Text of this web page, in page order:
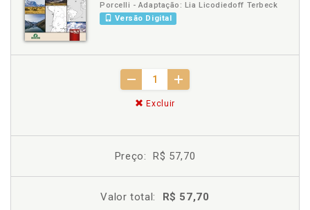
Porcelli - Adaptação: Lia Licodiedoff Terbeck
Versão Digital
Excluir
Preço: R$ 57,70
Valor total: R$ 57,70